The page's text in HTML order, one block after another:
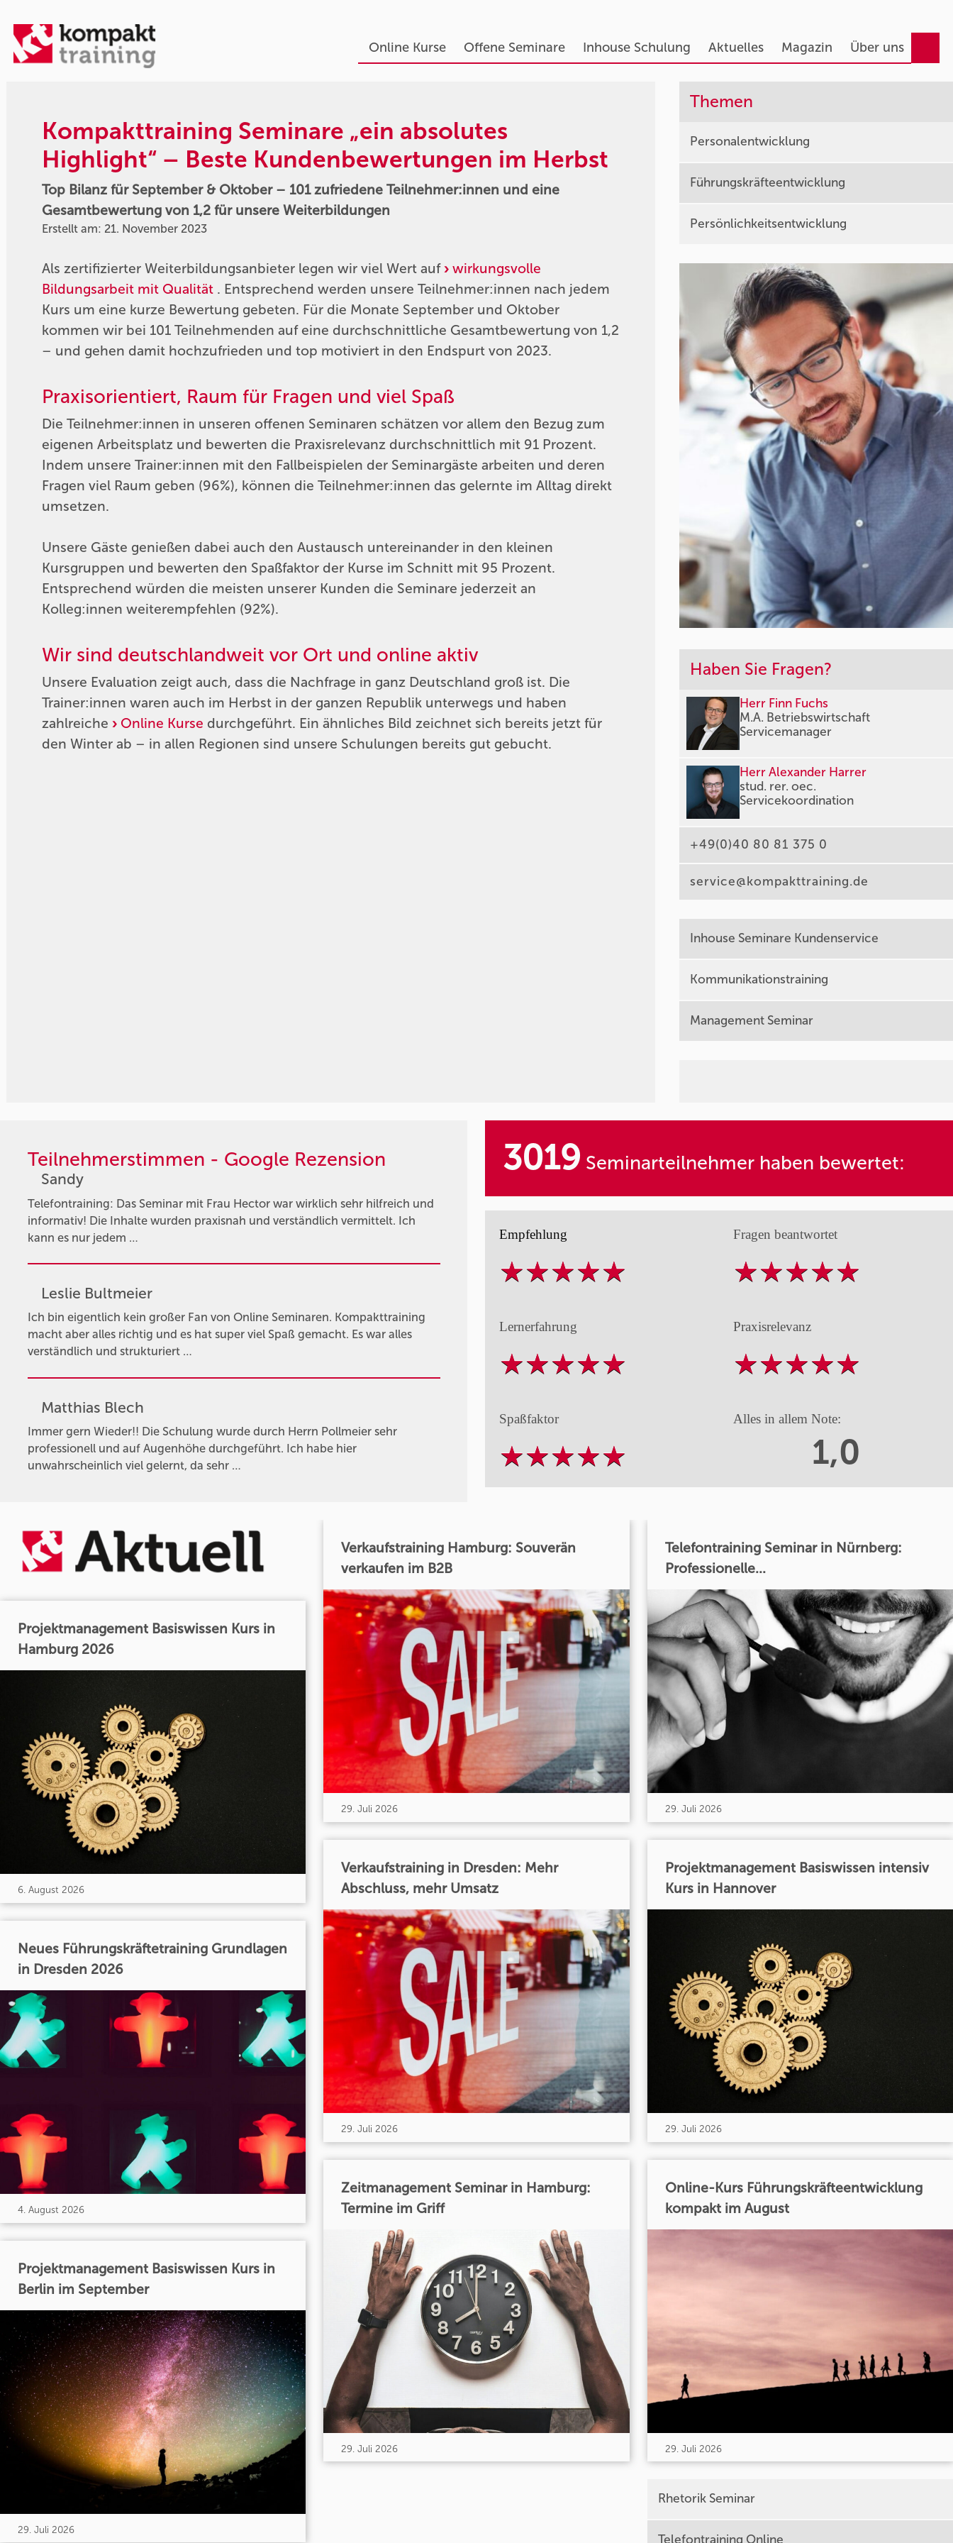
Online Kurse Offene Seminare Inhouse Schulung Aktuelles Magazin Über uns
Kompakttraining Seminare „ein absolutes
Highlight“ – Beste Kundenbewertungen im Herbst
Top Bilanz für September & Oktober – 101 zufriedene Teilnehmer:innen und eine
Gesamtbewertung von 1,2 für unsere Weiterbildungen
Erstellt am: 21. November 2023
Als zertifizierter Weiterbildungsanbieter legen wir viel Wert auf wirkungsvolle
Bildungsarbeit mit Qualität . Entsprechend werden unsere Teilnehmer:innen nach jedem
Kurs um eine kurze Bewertung gebeten. Für die Monate September und Oktober
kommen wir bei 101 Teilnehmenden auf eine durchschnittliche Gesamtbewertung von 1,2
– und gehen damit hochzufrieden und top motiviert in den Endspurt von 2023.
Praxisorientiert, Raum für Fragen und viel Spaß
Die Teilnehmer:innen in unseren offenen Seminaren schätzen vor allem den Bezug zum
eigenen Arbeitsplatz und bewerten die Praxisrelevanz durchschnittlich mit 91 Prozent.
Indem unsere Trainer:innen mit den Fallbeispielen der Seminargäste arbeiten und deren
Fragen viel Raum geben (96%), können die Teilnehmer:innen das gelernte im Alltag direkt
umsetzen.
Unsere Gäste genießen dabei auch den Austausch untereinander in den kleinen
Kursgruppen und bewerten den Spaßfaktor der Kurse im Schnitt mit 95 Prozent.
Entsprechend würden die meisten unserer Kunden die Seminare jederzeit an
Kolleg:innen weiterempfehlen (92%).
Wir sind deutschlandweit vor Ort und online aktiv
Unsere Evaluation zeigt auch, dass die Nachfrage in ganz Deutschland groß ist. Die
Trainer:innen waren auch im Herbst in der ganzen Republik unterwegs und haben
zahlreiche Online Kurse durchgeführt. Ein ähnliches Bild zeichnet sich bereits jetzt für
den Winter ab – in allen Regionen sind unsere Schulungen bereits gut gebucht.
Themen
Personalentwicklung
Führungskräfteentwicklung
Persönlichkeitsentwicklung
Haben Sie Fragen?
Herr Finn Fuchs
M.A. Betriebswirtschaft
Servicemanager
Herr Alexander Harrer
stud. rer. oec.
Servicekoordination
+49(0)40 80 81 375 0
service@kompakttraining.de
Inhouse Seminare Kundenservice
Kommunikationstraining
Management Seminar
Teilnehmerstimmen - Google Rezension
Sandy
Telefontraining: Das Seminar mit Frau Hector war wirklich sehr hilfreich und
informativ! Die Inhalte wurden praxisnah und verständlich vermittelt. Ich
kann es nur jedem …
Leslie Bultmeier
Ich bin eigentlich kein großer Fan von Online Seminaren. Kompakttraining
macht aber alles richtig und es hat super viel Spaß gemacht. Es war alles
verständlich und strukturiert …
Matthias Blech
Immer gern Wieder!! Die Schulung wurde durch Herrn Pollmeier sehr
professionell und auf Augenhöhe durchgeführt. Ich habe hier
unwahrscheinlich viel gelernt, da sehr …
3019 Seminarteilnehmer haben bewertet:
Empfehlung Fragen beantwortet
Lernerfahrung Praxisrelevanz
Spaßfaktor Alles in allem Note:
1,0
Projektmanagement Basiswissen Kurs in
Hamburg 2026
6. August 2026
Neues Führungskräftetraining Grundlagen
in Dresden 2026
4. August 2026
Projektmanagement Basiswissen Kurs in
Berlin im September
29. Juli 2026
Verkaufstraining Hamburg: Souverän
verkaufen im B2B
29. Juli 2026
Verkaufstraining in Dresden: Mehr
Abschluss, mehr Umsatz
29. Juli 2026
Zeitmanagement Seminar in Hamburg:
Termine im Griff
29. Juli 2026
Telefontraining Seminar in Nürnberg:
Professionelle...
29. Juli 2026
Projektmanagement Basiswissen intensiv
Kurs in Hannover
29. Juli 2026
Online-Kurs Führungskräfteentwicklung
kompakt im August
29. Juli 2026
Rhetorik Seminar